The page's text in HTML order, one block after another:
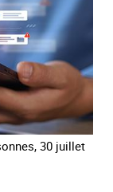
30 juillet